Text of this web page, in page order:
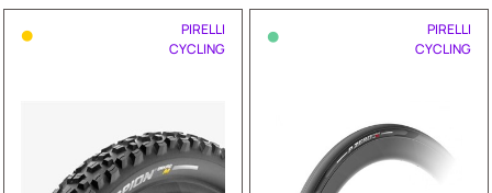
•
PIRELLI
CYCLING
•
PIRELLI
CYCLING